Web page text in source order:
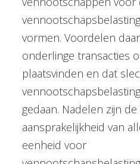
vormen. Voordelen
onderlinge transacties
plaatsvinden en dat
gedaan. Nadelen zijn
aansprakelijkheid van
eenheid voor